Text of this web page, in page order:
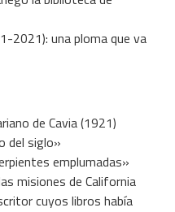
2021): una ploma que va
de Cavia (1921)
del siglo»
emplumadas»
misiones de California
cuyos libros había